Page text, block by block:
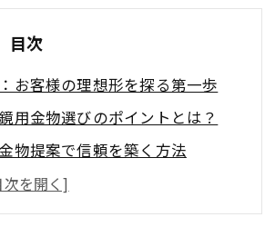
目次
お客様の理想形を探る第一歩
用金物選びのポイントとは？
物提案で信頼を築く方法
用金物販売の実践的ノウハウ
動とお客様満足の物語